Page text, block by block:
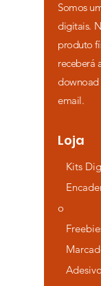
Somos
digitais.
produto
receberá
downoad
email.
Loja
Kits
o